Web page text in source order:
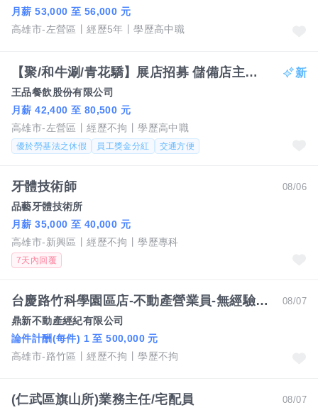
月薪 53,000 至 56,000 元
高雄市-左營區
經歷5年 學歷高中職
【聚/和牛涮/青花驕】展店招募 儲備店主管 月薪上看80K /高雄
王品餐飲股份有限公司
月薪 42,400 至 80,500 元
高雄市-左營區
經歷不拘 學歷高中職
優於勞基法之休假 員工獎金分紅 交通方便
08/06
牙體技術師
品藝牙體技術所
月薪 35,000 至 40,000 元
高雄市-新興區
經歷不拘 學歷專科
7天內回覆
08/07
台慶路竹科學園區店-不動產營業員-無經驗可
鼎新不動產經紀有限公司
論件計酬(每件) 1 至 500,000 元
高雄市-路竹區
經歷不拘 學歷不拘
08/07
(仁武區旗山所)業務主任/宅配員